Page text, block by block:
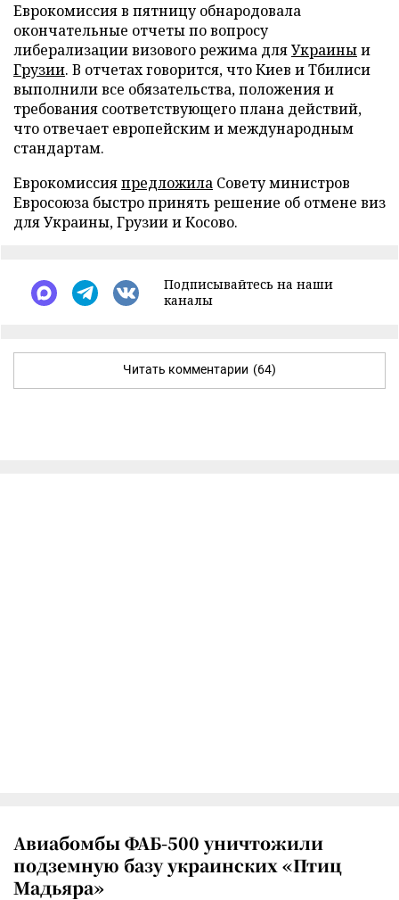
Еврокомиссия в пятницу обнародовала
окончательные отчеты по вопросу
либерализации визового режима дляУкраиныи
Грузии. В отчетах говорится, что Киев и Тбилиси
выполнили все обязательства, положения и
требования соответствующего плана действий,
что отвечает европейским и международным
стандартам.
Еврокомиссияпредложила Совету министров
Евросоюза быстро принять решение об отмене виз
для Украины, Грузии и Косово.
Подписывайтесь на наши
каналы
Читать комментарии (64)
Авиабомбы ФАБ-500 уничтожили
подземную базу украинских «Птиц
Мадьяра»